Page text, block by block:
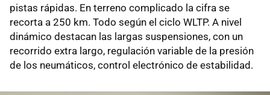
pistas rápidas. En terreno complicado la cifra se
recorta a 250 km. Todo según el ciclo WLTP. A nivel
dinámico destacan las largas suspensiones, con un
recorrido extra largo, regulación variable de la presión
de los neumáticos, control electrónico de estabilidad.